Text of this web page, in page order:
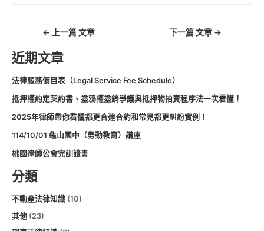
← 上一篇 文章 下一篇 文章 →
近期文章
法律服務價目表（Legal Service Fee Schedule）
抵押權約定契約書、塗鴉權塗銷爭議與抵押物拍賣程序法一次看懂！
2025年律師帶你看懂都更合建合約和常見都更糾紛實例！
114/10/01 龜山國中（勞動教育）講座
桃園律師公會完訓證書
分類
不動產法律知識(10)
其他(23)